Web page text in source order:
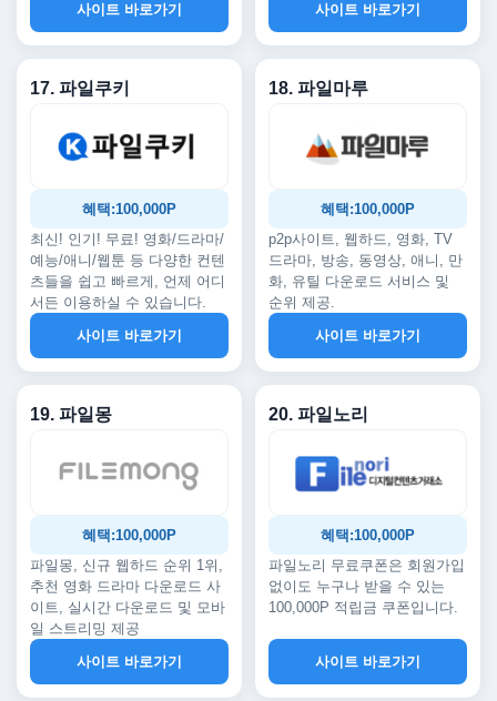
사이트 바로가기
사이트 바로가기
17. 파일쿠키
혜택:100,000P
최신! 인기! 무료! 영화/드라마/
예능/애니/웹툰 등 다양한 컨텐
츠들을 쉽고 빠르게, 언제 어디
서든 이용하실 수 있습니다.
사이트 바로가기
18. 파일마루
혜택:100,000P
p2p사이트, 웹하드, 영화, TV
드라마, 방송, 동영상, 애니, 만
화, 유틸 다운로드 서비스 및
순위 제공.
사이트 바로가기
19. 파일몽
혜택:100,000P
파일몽, 신규 웹하드 순위 1위,
추천 영화 드라마 다운로드 사
이트, 실시간 다운로드 및 모바
일 스트리밍 제공
사이트 바로가기
20. 파일노리
혜택:100,000P
파일노리 무료쿠폰은 회원가입
없이도 누구나 받을 수 있는
100,000P 적립금 쿠폰입니다.
사이트 바로가기